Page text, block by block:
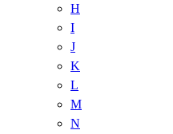
H
I
J
K
L
M
N